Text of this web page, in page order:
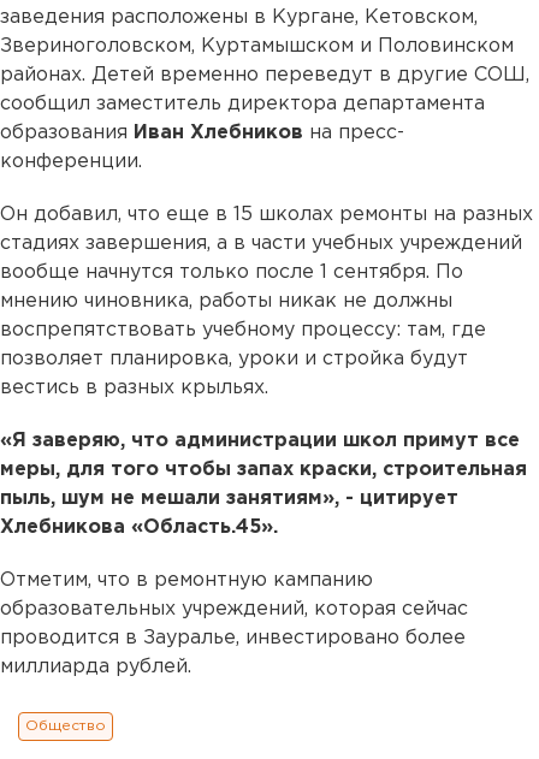
заведения расположены в Кургане, Кетовском,
Звериноголовском, Куртамышском и Половинском
районах. Детей временно переведут в другие СОШ,
сообщил заместитель директора департамента
образования Иван Хлебников на пресс-
конференции.
Он добавил, что еще в 15 школах ремонты на разных
стадиях завершения, а в части учебных учреждений
вообще начнутся только после 1 сентября. По
мнению чиновника, работы никак не должны
воспрепятствовать учебному процессу: там, где
позволяет планировка, уроки и стройка будут
вестись в разных крыльях.
«Я заверяю, что администрации школ примут все
меры, для того чтобы запах краски, строительная
пыль, шум не мешали занятиям», - цитирует
Хлебникова «Область.45».
Отметим, что в ремонтную кампанию
образовательных учреждений, которая сейчас
проводится в Зауралье, инвестировано более
миллиарда рублей.
Общество